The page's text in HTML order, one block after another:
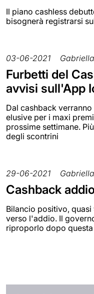
Il piano cashless
bisognerà registrarsi
03-06-2021
Furbetti del
avvisi sull'App
Dal cashback
elusive per i maxi
prossime settimane.
degli scontrini
29-06-2021
Cashback
Bilancio positivo,
verso l'addio. Il
riproporlo dopo